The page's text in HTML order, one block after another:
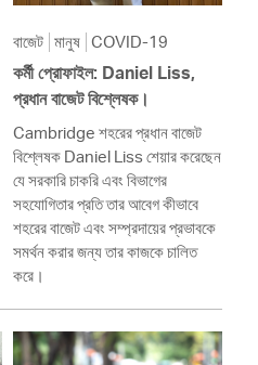
বাজেট মানুষ COVID-19
কর্মী প্রোফাইল: Daniel Liss,
প্রধান বাজেট বিশ্লেষক।
Cambridge শহরের প্রধান বাজেট
বিশ্লেষক Daniel Liss শেয়ার করেছেন
যে সরকারি চাকরি এবং বিভাগের
সহযোগিতার প্রতি তার আবেগ কীভাবে
শহরের বাজেট এবং সম্প্রদায়ের প্রভাবকে
সমর্থন করার জন্য তার কাজকে চালিত
করে।